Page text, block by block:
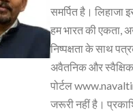
समर्पित है। लिहाजा
हम भारत की एकता,
निष्पक्षता के साथ
अवैतनिक और
पोर्टल
जरूरी नहीं है।